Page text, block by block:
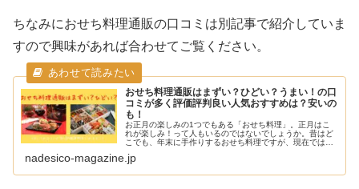
ちなみにおせち料理通販の口コミは別記事で紹介していま
すので興味があれば合わせてご覧ください。
おせち料理通販はまずい？ひどい？うまい！の口
コミが多く評価評判良い人気おすすめは？安いの
も！
お正月の楽しみの1つでもある「おせち料理」。正月はこ
れが楽しみ！って人もいるのではないでしょうか。昔はど
こでも、年末に手作りするおせち料理ですが、現在では通
すね。大和そんな「おせち料理」の...
nadesico-magazine.jp